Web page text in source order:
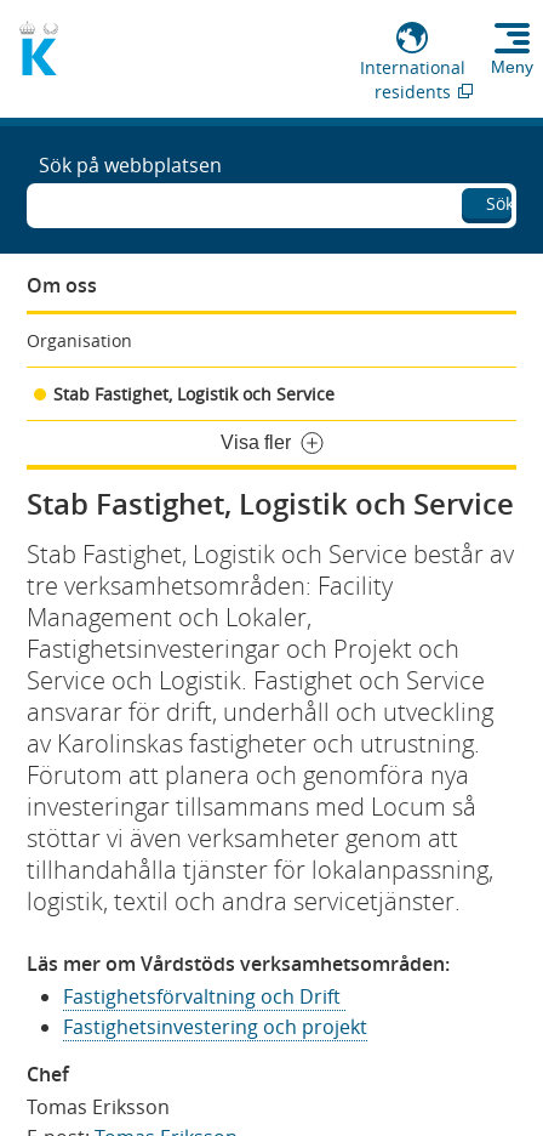
International
residents
Meny
Sök på webbplatsen
Sök
Om oss
Organisation
Stab Fastighet, Logistik och Service
Visa fler
Stab Fastighet, Logistik och Service
Stab Fastighet, Logistik och Service består av
tre verksamhetsområden: Facility
Management och Lokaler,
Fastighetsinvesteringar och Projekt och
Service och Logistik. Fastighet och Service
ansvarar för drift, underhåll och utveckling
av Karolinskas fastigheter och utrustning.
Förutom att planera och genomföra nya
investeringar tillsammans med Locum så
stöttar vi även verksamheter genom att
tillhandahålla tjänster för lokalanpassning,
logistik, textil och andra servicetjänster.
Läs mer om Vårdstöds verksamhetsområden:
Fastighetsförvaltning och Drift
Fastighetsinvestering och projekt
Chef
Tomas Eriksson